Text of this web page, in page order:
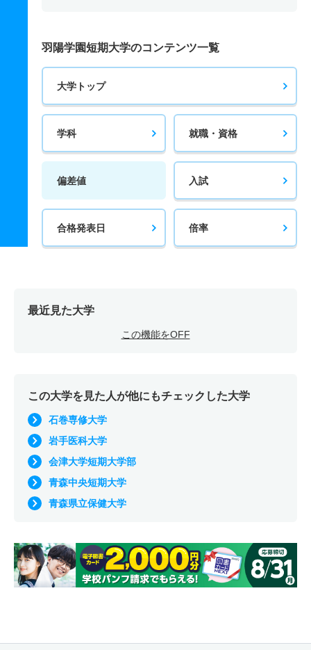
羽陽学園短期大学のコンテンツ一覧
大学トップ
学科 就職・資格
偏差値 入試
合格発表日 倍率
最近見た大学
この機能をOFF
この大学を見た人が他にもチェックした大学
石巻専修大学
岩手医科大学
会津大学短期大学部
青森中央短期大学
青森県立保健大学